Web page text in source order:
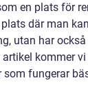
en plats för
där man
utan har
kommer
fungerar